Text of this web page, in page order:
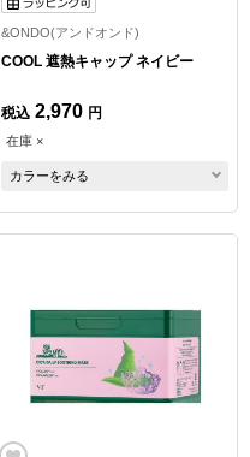
&ONDO(アンドオンド)
COOL 遮熱キャップ ネイビー
税込 2,970 円
在庫 ×
カラーをみる